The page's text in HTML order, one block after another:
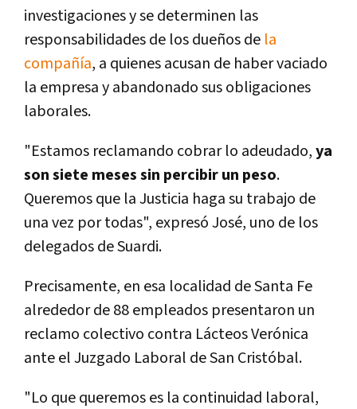
investigaciones y se determinen las
responsabilidades de los dueños de la
compañía, a quienes acusan de haber vaciado
la empresa y abandonado sus obligaciones
laborales.
"Estamos reclamando cobrar lo adeudado,ya
son siete meses sin percibir un peso.
Queremos que la Justicia haga su trabajo de
una vez por todas", expresó José, uno de los
delegados de Suardi.
Precisamente, en esa localidad de Santa Fe
alrededor de 88 empleados presentaron un
reclamo colectivo contra Lácteos Verónica
ante el Juzgado Laboral de San Cristóbal.
"Lo que queremos es la continuidad laboral,